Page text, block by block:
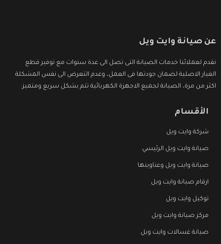
عن صيانة وايت ويل
نقدم لعملائنا خدمات الصيانة التى تصل الى عدة سنوات مع توفير قطع
الغيار الاصلية لضمان جودتها فى العمل، وعدم التعرض الى نفس المشكلة
اكثر من مرة، الصيانة لجميع الاجهزة الكهربائية تتم بشكل سريع ومتميز.
الأقسام
شركة وايت ويل
صيانة وايت ويل الرئيسي
صيانة وايت ويل وعناوينها
ارقام صيانة وايت ويل
توكيل وايت ويل
مركز صيانة وايت ويل
صيانة غسالات وايت ويل